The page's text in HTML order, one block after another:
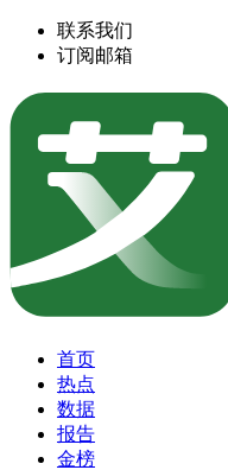
联系我们
订阅邮箱
首页
热点
数据
报告
金榜